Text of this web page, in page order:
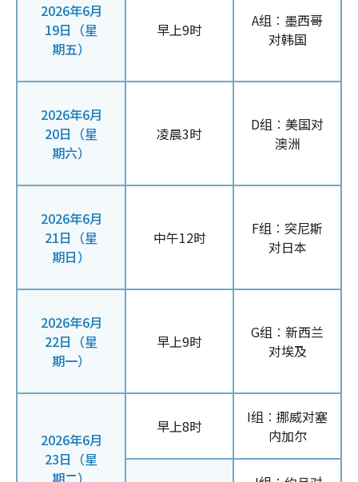
2026年6月
19日（星
期五）
早上9时
A组︰墨西哥
对韩国
2026年6月
20日（星
期六）
凌晨3时
D组︰美国对
澳洲
2026年6月
21日（星
期日）
中午12时
F组︰突尼斯
对日本
2026年6月
22日（星
期一）
早上9时
G组︰新西兰
对埃及
2026年6月
23日（星
期二）
早上8时
I组︰挪威对塞
内加尔